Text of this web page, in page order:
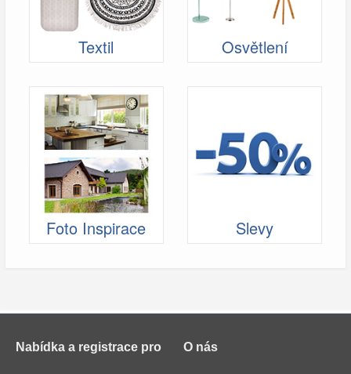
Textil Osvětlení
Foto Inspirace Slevy
Nabídka a registrace pro O nás